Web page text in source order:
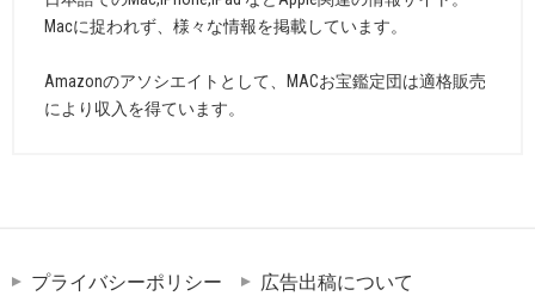
Macに捉われず、様々な情報を掲載しています。
Amazonのアソシエイトとして、MACお宝鑑定団は適格販売
により収入を得ています。
プライバシーポリシー 広告出稿について